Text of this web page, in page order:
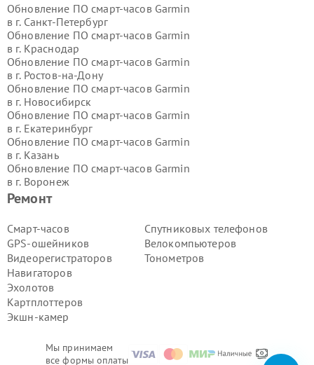
Мы принимаем
все формы оплаты
Ремонт
Смарт-часов
GPS-ошейников
Видеорегистраторов
Навигаторов
Эхолотов
Картплоттеров
Экшн-камер
Спутниковых телефонов
Велокомпьютеров
Тонометров
Обновление ПО смарт-часов Garmin
в г. Санкт-Петербург
Обновление ПО смарт-часов Garmin
в г. Краснодар
Обновление ПО смарт-часов Garmin
в г. Ростов-на-Дону
Обновление ПО смарт-часов Garmin
в г. Новосибирск
Обновление ПО смарт-часов Garmin
в г. Екатеринбург
Обновление ПО смарт-часов Garmin
в г. Казань
Обновление ПО смарт-часов Garmin
в г. Воронеж
Обновление ПО смарт-часов Garmin
в г.Волгоград
в г.Самара
Обновление ПО смарт-часов Garmin
в г.Пермь
Обновление ПО смарт-часов Garmin
в г.Красноярск
Обновление ПО смарт-часов Garmin
в г.Ижевск
Обновление ПО смарт-часов Garmin
Челябинск
Обновление ПО смарт-часов Garmin